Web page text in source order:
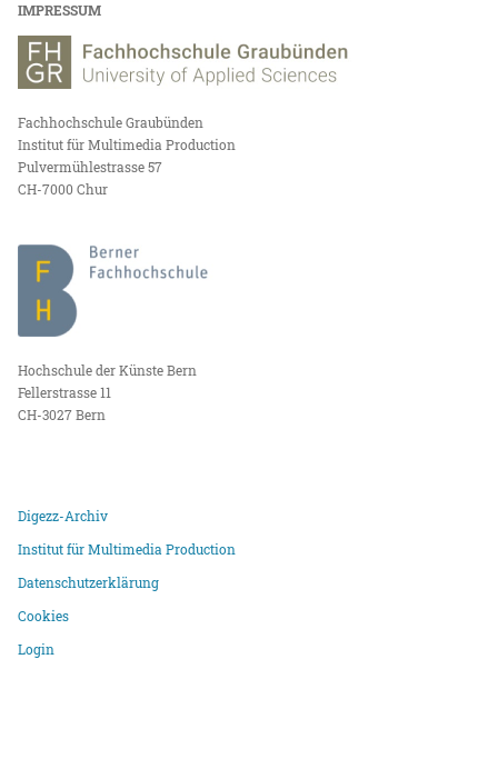
IMPRESSUM
Fachhochschule Graubünden
Institut für Multimedia Production
Pulvermühlestrasse 57
CH-7000 Chur
Hochschule der Künste Bern
Fellerstrasse 11
CH-3027 Bern
Digezz-Archiv
Institut für Multimedia Production
Datenschutzerklärung
Cookies
Login